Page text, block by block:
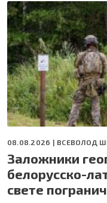
08.08.2026 | ВСЕВОЛОД
Заложники
белорусско-
свете